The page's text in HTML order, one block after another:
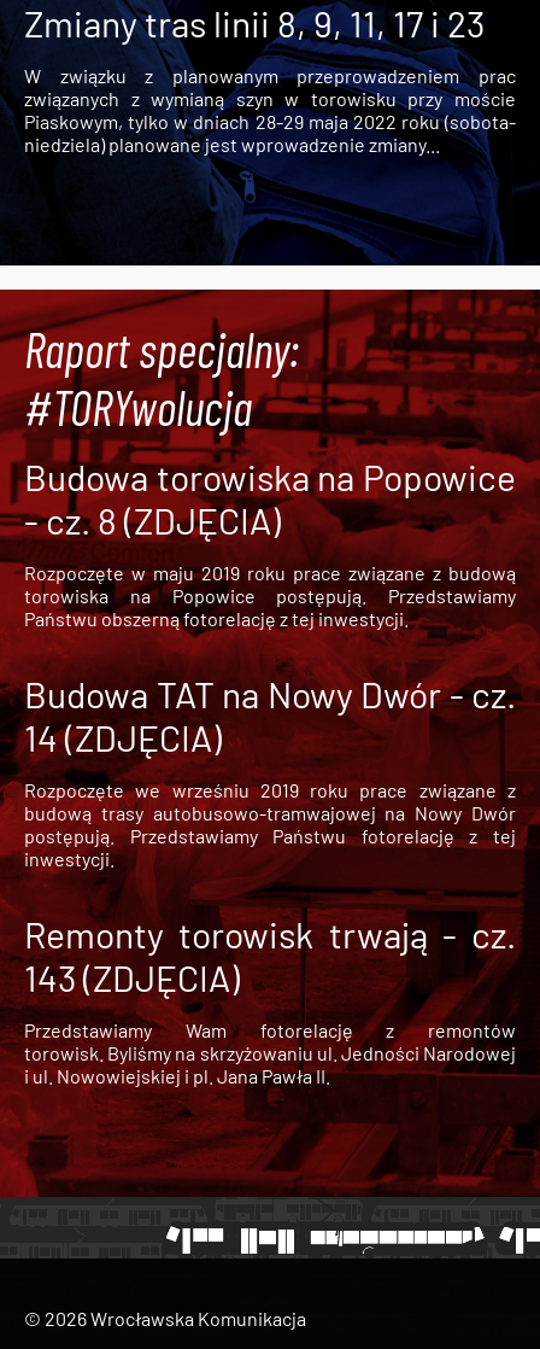
Zmiany tras linii 8, 9, 11, 17 i 23
W związku z planowanym przeprowadzeniem prac
związanych z wymianą szyn w torowisku przy moście
Piaskowym, tylko w dniach 28-29 maja 2022 roku (sobota-
niedziela) planowane jest wprowadzenie zmiany...
Raport specjalny:
#TORYwolucja
Budowa torowiska na Popowice
- cz. 8 (ZDJĘCIA)
Rozpoczęte w maju 2019 roku prace związane z budową
torowiska na Popowice
postępują. Przedstawiamy
Państwu obszerną fotorelację z tej inwestycji.
Budowa TAT na Nowy Dwór - cz.
14 (ZDJĘCIA)
Rozpoczęte we wrześniu 2019 roku prace związane z
budową trasy autobusowo-tramwajowej na Nowy Dwór
postępują. Przedstawiamy Państwu fotorelację z tej
inwestycji.
Remonty torowisk trwają - cz.
143 (ZDJĘCIA)
Przedstawiamy Wam fotorelację z remontów
torowisk. Byliśmy na skrzyżowaniu ul. Jedności Narodowej
i ul. Nowowiejskiej i pl. Jana Pawła II.
© 2026 Wrocławska Komunikacja